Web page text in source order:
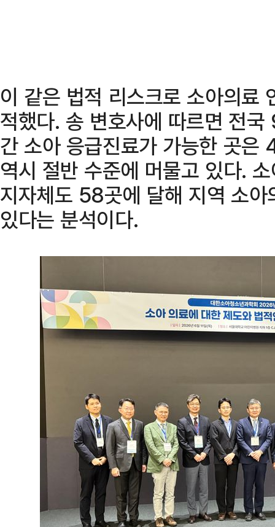
이 같은 법적 리스크로 소아의료
적했다. 송 변호사에 따르면 전
간 소아 응급진료가 가능한 곳
역시 절반 수준에 머물고 있다.
지자체도 58곳에 달해 지역 소
있다는 분석이다.